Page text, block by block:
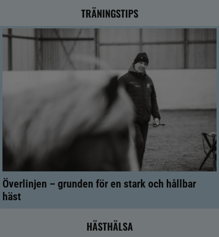
TRÄNINGSTIPS
Överlinjen – grunden för en stark och hållbar
häst
HÄSTHÄLSA